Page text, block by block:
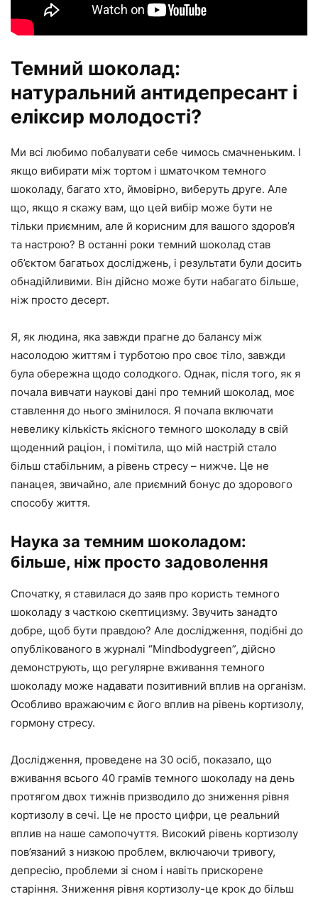
Темний шоколад:
натуральний антидепресант і
еліксир молодості?
Ми всі любимо побалувати себе чимось смачненьким. І
якщо вибирати між тортом і шматочком темного
шоколаду, багато хто, ймовірно, виберуть друге. Але
що, якщо я скажу вам, що цей вибір може бути не
тільки приємним, але й корисним для вашого здоров’я
та настрою? В останні роки темний шоколад став
об’єктом багатьох досліджень, і результати були досить
обнадійливими. Він дійсно може бути набагато більше,
ніж просто десерт.
Я, як людина, яка завжди прагне до балансу між
насолодою життям і турботою про своє тіло, завжди
була обережна щодо солодкого. Однак, після того, як я
почала вивчати наукові дані про темний шоколад, моє
ставлення до нього змінилося. Я почала включати
невелику кількість якісного темного шоколаду в свій
щоденний раціон, і помітила, що мій настрій стало
більш стабільним, а рівень стресу – нижче. Це не
панацея, звичайно, але приємний бонус до здорового
способу життя.
Наука за темним шоколадом:
більше, ніж просто задоволення
Спочатку, я ставилася до заяв про користь темного
шоколаду з часткою скептицизму. Звучить занадто
добре, щоб бути правдою? Але дослідження, подібні до
опублікованого в журналі “Mindbodygreen”, дійсно
демонструють, що регулярне вживання темного
шоколаду може надавати позитивний вплив на організм.
Особливо вражаючим є його вплив на рівень кортизолу,
гормону стресу.
Дослідження, проведене на 30 осіб, показало, що
вживання всього 40 грамів темного шоколаду на день
протягом двох тижнів призводило до зниження рівня
кортизолу в сечі. Це не просто цифри, це реальний
вплив на наше самопочуття. Високий рівень кортизолу
пов’язаний з низкою проблем, включаючи тривогу,
депресію, проблеми зі сном і навіть прискорене
старіння. Зниження рівня кортизолу-це крок до більш